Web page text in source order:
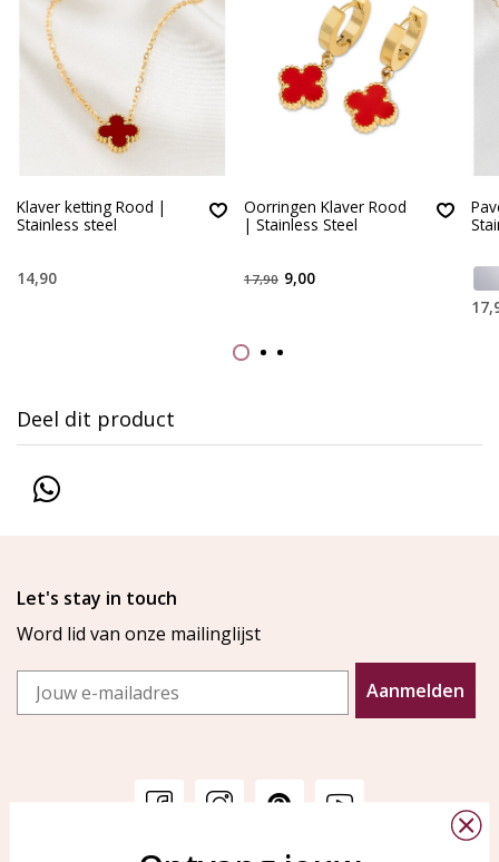
Klaver ketting Rood |
Stainless steel
14,90
Oorringen Klaver Rood
| Stainless Steel
17,90 9,00
Deel dit product
Let's stay in touch
Word lid van onze mailinglijst
Email
Aanmelden